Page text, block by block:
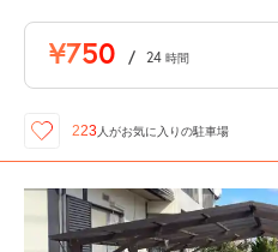
¥750 / 24 時間
223 人がお気に入りの駐車場